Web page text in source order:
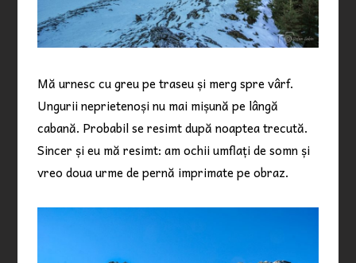
Mă urnesc cu greu pe traseu și merg spre vârf.
Ungurii neprietenoși nu mai mișună pe lângă
cabană. Probabil se resimt după noaptea trecută.
Sincer și eu mă resimt: am ochii umflați de somn și
vreo doua urme de pernă imprimate pe obraz.